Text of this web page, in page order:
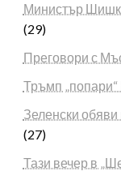
Министър
(29)
Преговори с
Тръмп „попари“
Зеленски
(27)
Тази вечер в